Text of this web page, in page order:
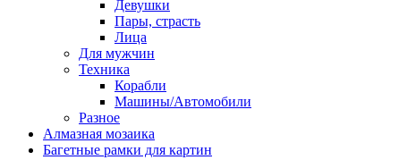
Девушки
Пары, страсть
Лица
Для мужчин
Техника
Корабли
Машины/Автомобили
Разное
Алмазная мозаика
Багетные рамки для картин